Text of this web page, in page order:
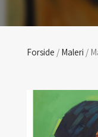
Forside / Maleri /